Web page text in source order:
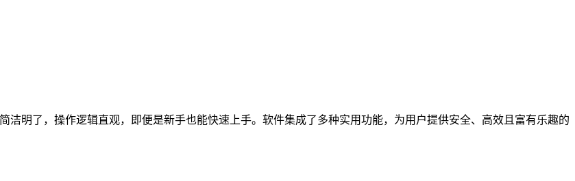
简洁明了，操作逻辑直观，即便是新手也能快速上手。软件集成了多种实用功能，为用户提供安全、高效且富有乐趣的